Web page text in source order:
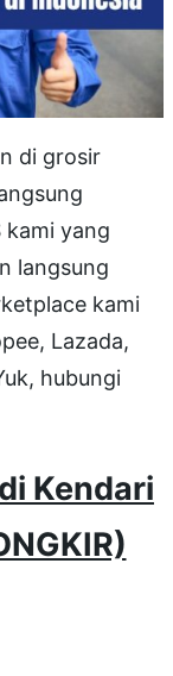
di grosir
yang
langsung
kami
Lazada,
hubungi
Kendari